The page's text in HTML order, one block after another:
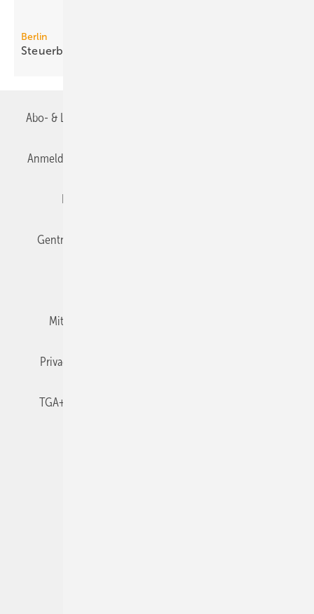
Berlin
Steuerbonus-Vermittlung ist
Abo- & Leserservice
Anmelden
Gentner Verlag
Mitgliedschaften und Engagement
Privacy Manager
TGA+E-WissensCheck